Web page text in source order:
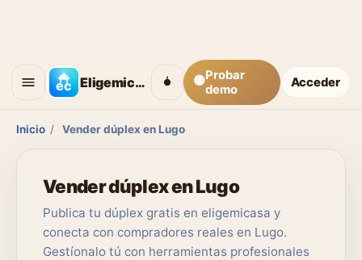
Eligemicasa 🟡Probar
demo
Acceder
Inicio / Vender dúplex en Lugo
Vender dúplex en Lugo
Publica tu dúplex gratis en eligemicasa y
conecta con compradores reales en Lugo.
Gestíonalo tú con herramientas profesionales